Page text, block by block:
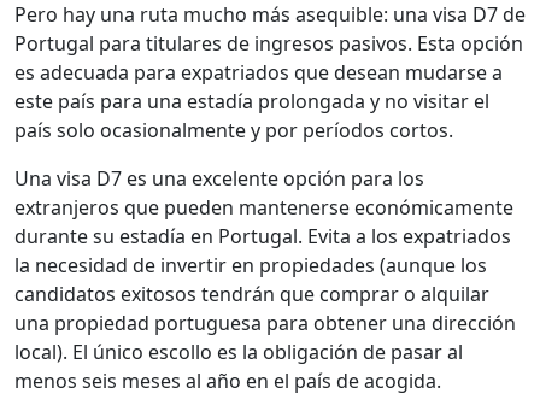
Pero hay una ruta mucho más asequible: una visa D7 de
Portugal para titulares de ingresos pasivos. Esta opción
es adecuada para expatriados que desean mudarse a
este país para una estadía prolongada y no visitar el
país solo ocasionalmente y por períodos cortos.
Una visa D7 es una excelente opción para los
extranjeros que pueden mantenerse económicamente
durante su estadía en Portugal. Evita a los expatriados
la necesidad de invertir en propiedades (aunque los
candidatos exitosos tendrán que comprar o alquilar
una propiedad portuguesa para obtener una dirección
local). El único escollo es la obligación de pasar al
menos seis meses al año en el país de acogida.